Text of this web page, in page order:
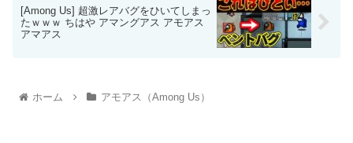
[Among Us] 超激レアバグをひいてしまっ
たｗｗｗ ちはや アマングアス アモアス
アマアス
ホーム アモアス（Among Us）